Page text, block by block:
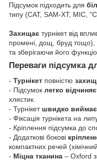
Підсумок підходить для
типу (CAT, SAM-XT, MIC,
Захищає турнікет від
промені, дощ, бруд тощо),
та зберігаючи його
Переваги підсумка
- Турнікет повністю
- Підсумок легко
хлястик.
- Турнікет швидко
- Фіксація турнікета на
- Кріплення підсумка до
- Додаткові бокові
компактних речей
- Міцна тканина – Oxford